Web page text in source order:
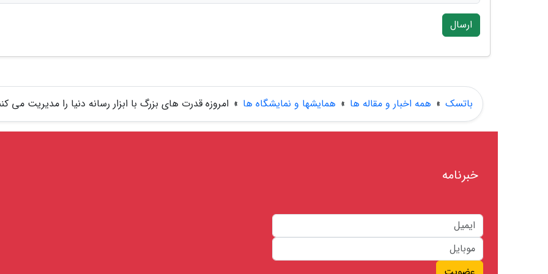
ارسال
باتسک » همه اخبار و مقاله ها » همایشها و نمایشگاه ها » امروزه قدرت های بزرگ با ابزار رسانه دنیا را مدیریت می
خبرنامه